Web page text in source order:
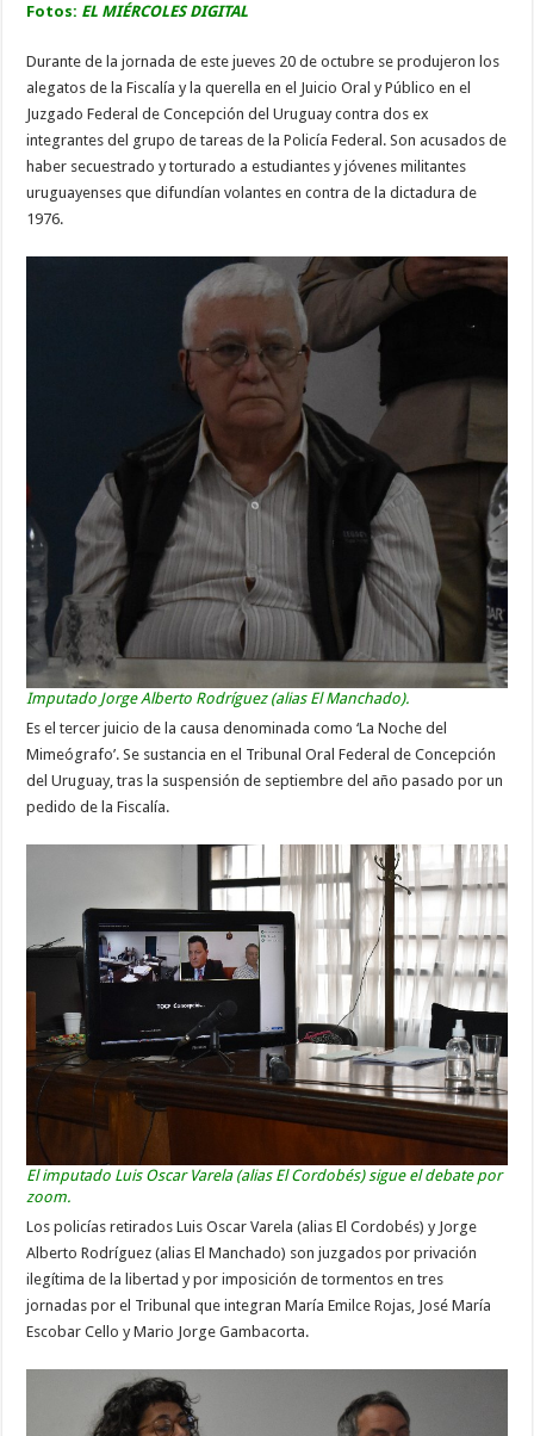
Fotos: EL MIÉRCOLES DIGITAL
Durante de la jornada de este jueves 20 de octubre se produjeron los
alegatos de la Fiscalía y la querella en el Juicio Oral y Público en el
Juzgado Federal de Concepción del Uruguay contra dos ex
integrantes del grupo de tareas de la Policía Federal. Son acusados de
haber secuestrado y torturado a estudiantes y jóvenes militantes
uruguayenses que difundían volantes en contra de la dictadura de
1976.
Imputado Jorge Alberto Rodríguez (alias El Manchado).
Es el tercer juicio de la causa denominada como ‘La Noche del
Mimeógrafo’. Se sustancia en el Tribunal Oral Federal de Concepción
del Uruguay, tras la suspensión de septiembre del año pasado por un
pedido de la Fiscalía.
El imputado Luis Oscar Varela (alias El Cordobés) sigue el debate por
zoom.
Los policías retirados Luis Oscar Varela (alias El Cordobés) y Jorge
Alberto Rodríguez (alias El Manchado) son juzgados por privación
ilegítima de la libertad y por imposición de tormentos en tres
jornadas por el Tribunal que integran María Emilce Rojas, José María
Escobar Cello y Mario Jorge Gambacorta.